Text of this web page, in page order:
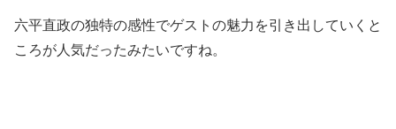
六平直政の独特の感性でゲストの魅力を引き出していくと
ころが人気だったみたいですね。